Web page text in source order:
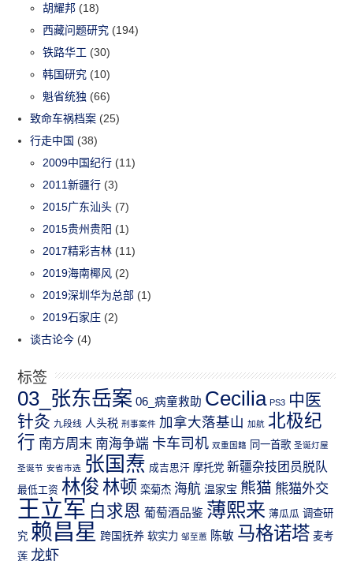
胡耀邦 (18)
西藏问题研究 (194)
铁路华工 (30)
韩国研究 (10)
魁省统独 (66)
致命车祸档案 (25)
行走中国 (38)
2009中国纪行 (11)
2011新疆行 (3)
2015广东汕头 (7)
2015贵州贵阳 (1)
2017精彩吉林 (11)
2019海南椰风 (2)
2019深圳华为总部 (1)
2019石家庄 (2)
谈古论今 (4)
标签
03_张东岳案 06_病童救助 Cecilia PS3 中医
针灸 九段线 人头税 刑事案件 加拿大落基山 加航 北极纪
行 南方周末 南海争端 卡车司机 双重国籍 同一首歌 圣诞灯屋
圣诞节 安省市选 张国焘 成吉思汗 摩托党 新疆杂技团员脱队
最低工资 林俊 林顿 栾菊杰 海航 温家宝 熊猫 熊猫外交
王立军 白求恩 葡萄酒品鉴 薄熙来 薄瓜瓜 调查研
究 赖昌星 跨国抚养 软实力 邹至蕙 陈敏 马格诺塔 麦考
莲 龙虾